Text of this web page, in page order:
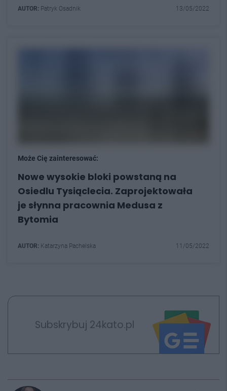
AUTOR: Patryk Osadnik 13/05/2022
Może Cię zainteresować:
Nowe wysokie bloki powstaną na
Osiedlu Tysiąclecia. Zaprojektowała
je słynna pracownia Medusa z
Bytomia
AUTOR: Katarzyna Pachelska 11/05/2022
Subskrybuj 24kato.pl